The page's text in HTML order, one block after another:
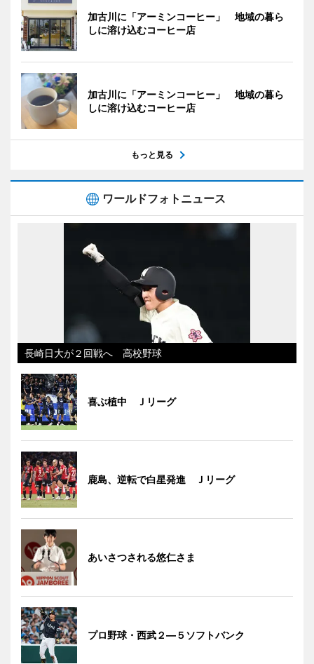
加古川に「アーミンコーヒー」 地域の暮ら
しに溶け込むコーヒー店
加古川に「アーミンコーヒー」 地域の暮ら
しに溶け込むコーヒー店
もっと見る
ワールドフォトニュース
長崎日大が２回戦へ 高校野球
喜ぶ植中 Ｊリーグ
鹿島、逆転で白星発進 Ｊリーグ
あいさつされる悠仁さま
プロ野球・西武２―５ソフトバンク